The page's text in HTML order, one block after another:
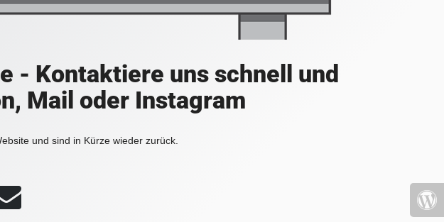
- Kontaktiere uns schnell und
Mail oder Instagram
und sind in Kürze wieder zurück.